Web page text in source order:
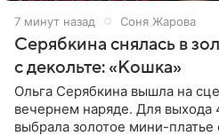
7 минут назад Соня Жарова
Серябкина снялась в
с декольте: «Кошка»
Ольга Серябкина вышла на
вечернем наряде. Для выхода
выбрала золотое мини-платье